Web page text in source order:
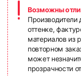
Возможны
Производители
оттенке,
материалов из
повторном
может
прозрачности